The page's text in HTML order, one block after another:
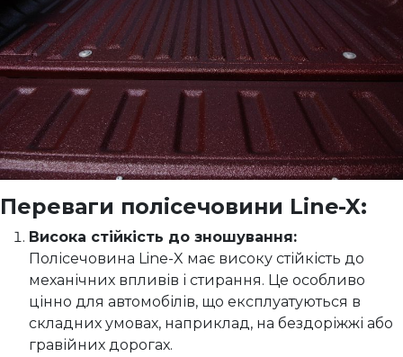
Переваги полісечовини Line-X:
Висока стійкість до зношування:
Полісечовина Line-X має високу стійкість до
механічних впливів і стирання. Це особливо
цінно для автомобілів, що експлуатуються в
складних умовах, наприклад, на бездоріжжі або
гравійних дорогах.